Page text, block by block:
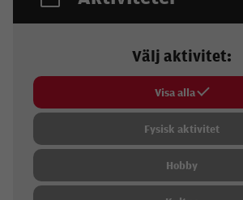
Välj aktivitet:
Visa alla
Fysisk aktivitet
Hobby